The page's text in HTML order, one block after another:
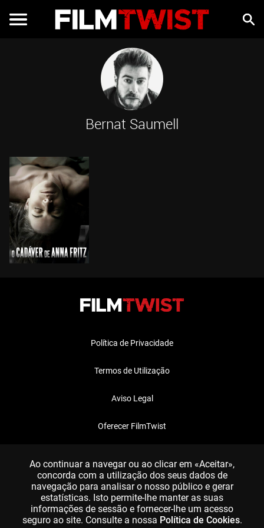
Bernat Saumell
Política de Privacidade
Termos de Utilização
Aviso Legal
Oferecer FilmTwist
Ao continuar a navegar ou ao clicar em «Aceitar»,
concorda com a utilização dos seus dados de
navegação para analisar o nosso público e gerar
estatísticas. Isto permite-lhe manter as suas
informações de sessão e fornecer-lhe um acesso
seguro ao site. Consulte a nossa Política de Cookies.